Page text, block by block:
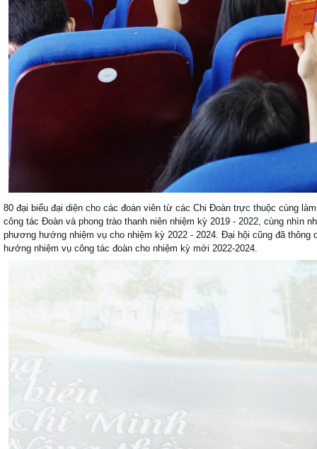
80 đại biểu đại diện cho các đoàn viên từ các Chi Đoàn trực thuộc cùng
công tác Đoàn và phong trào thanh niên nhiệm kỳ 2019 - 2022, cùng nhìn
phương hướng nhiệm vụ cho nhiệm kỳ 2022 - 2024. Đại hội cũng đã
hướng nhiệm vụ công tác đoàn cho nhiệm kỳ mới 2022-2024.